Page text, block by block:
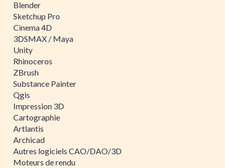
Blender
Sketchup Pro
Cinema 4D
3DSMAX / Maya
Unity
Rhinoceros
ZBrush
Substance Painter
Qgis
Impression 3D
Cartographie
Artlantis
Archicad
Autres logiciels CAO/DAO/3D
Moteurs de rendu